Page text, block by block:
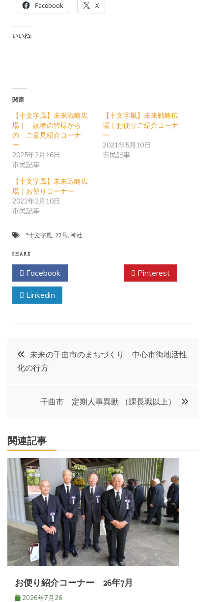
Facebook X
いいね:
関連
【十文字風】未来戦略広
場｜ 読者の皆様から
の ご意見紹介コーナ
ー
2025年2月16日
市民記事
【十文字風】未来戦略広
場｜お便りご紹介コーナ
ー
2021年5月10日
市民記事
【十文字風】未来戦略広
場｜お便りコーナー
2022年2月10日
市民記事
*十文字風 27号 神社
SHARE
Facebook Pinterest
Linkedin
投
稿
ビ
ゲ
ー
シ
ョ
ン
未来の千曲市のまちづくり 中心市街地活性
化の行方
千曲市 定期人事異動 （課長職以上）
関連記事
お便り紹介コーナー 26年7月
2026年7月26